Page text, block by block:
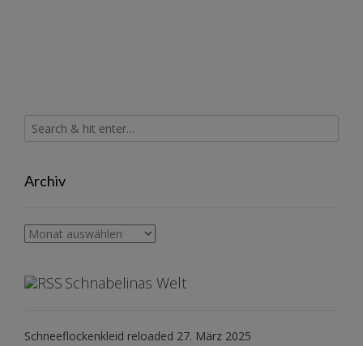
Archiv
Archiv
Schnabelinas Welt
Schneeflockenkleid reloaded 27. März 2025